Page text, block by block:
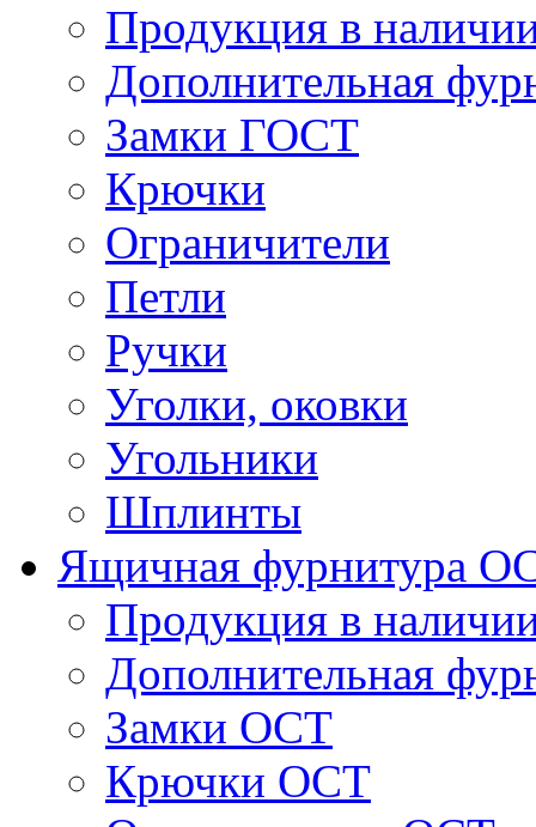
Продукция в
Дополнительная
Замки ГОСТ
Крючки
Ограничители
Петли
Ручки
Уголки, оковки
Угольники
Шплинты
Ящичная фурнитура
Продукция в
Дополнительная
Замки ОСТ
Крючки ОСТ